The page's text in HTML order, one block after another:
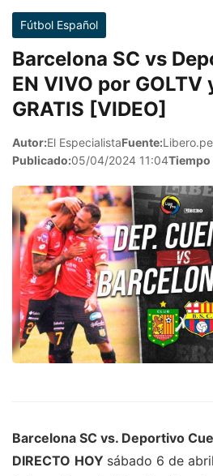
Fútbol Español
Barcelona SC vs
EN VIVO por GOLTV
GRATIS [VIDEO]
Autor:El EspecialistaFuente:Libero.pe
Publicado:05/04/2024 11:04Tiempo
Barcelona SC vs. Deportivo
DIRECTO HOY sábado 6 de